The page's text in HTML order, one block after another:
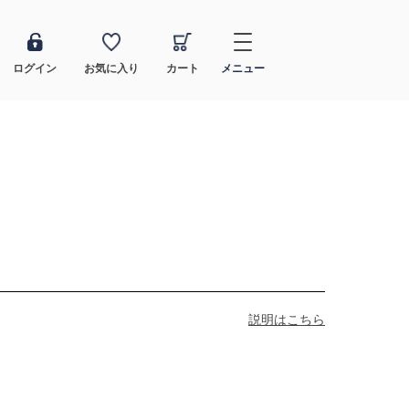
ログイン お気に入り カート メニュー
説明はこちら